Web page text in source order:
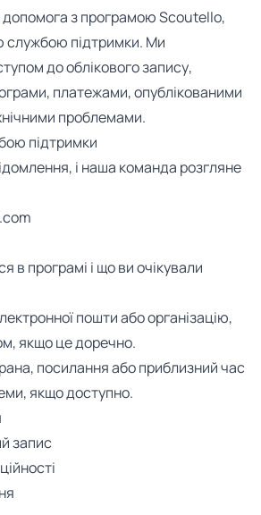
з програмою Scoutello,
службою підтримки. Ми
до облікового запису,
платежами, опублікованими
проблемами.
підтримки
і наша команда розгляне
в програмі і що ви очікували
пошти або організацію,
якщо це доречно.
посилання або приблизний час
якщо доступно.
запис